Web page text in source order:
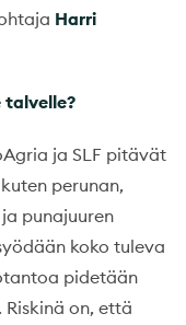
Harri
ja SLF pitävät
perunan,
punajuuren
koko tuleva
pidetään
on, että